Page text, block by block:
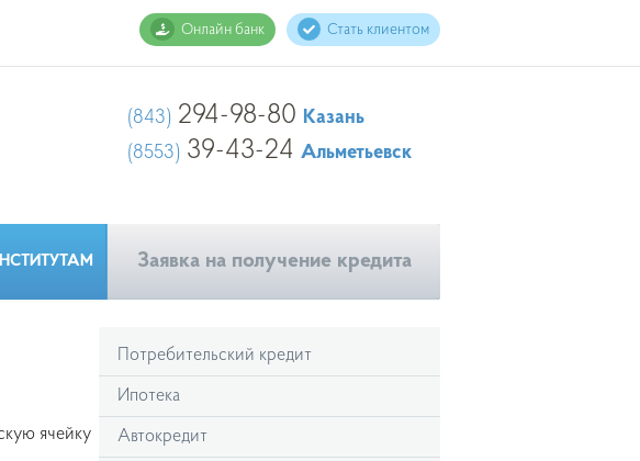
Онлайн банк Стать клиентом
(843) 294-98-80 Казань
(8553) 39-43-24 Альметьевск
Заявка на получение кредита
Потребительский кредит
Ипотека
Автокредит
ячейку